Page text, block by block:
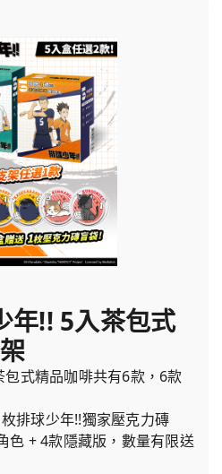
!! 5入茶包式
式精品咖啡共有6款，6款
排球少年!!獨家壓克力磚
色 + 4款隱藏版，數量有限送